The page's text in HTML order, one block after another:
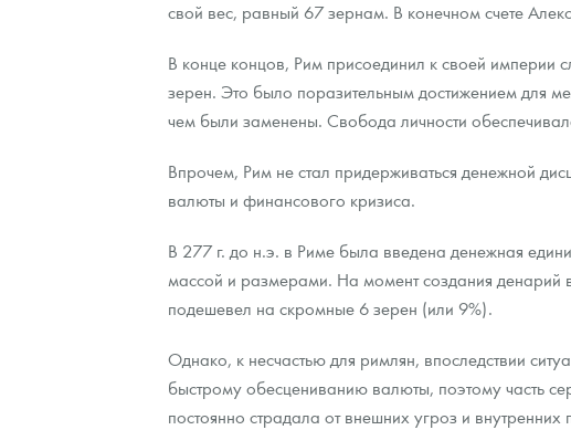
свой вес, равный 67 зернам. В конечном счете
В конце концов, Рим присоединил к своей
зерен. Это было поразительным достижением для
чем были заменены. Свобода личности
Впрочем, Рим не стал придерживаться денежной
валюты и финансового кризиса.
В 277 г. до н.э. в Риме была введена денежная
массой и размерами. На момент создания денарий
подешевел на скромные 6 зерен (или 9%).
Однако, к несчастью для римлян, впоследствии
быстрому обесцениванию валюты, поэтому часть
постоянно страдала от внешних угроз и